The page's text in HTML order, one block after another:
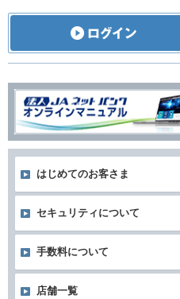
はじめてのお客さま
セキュリティについて
手数料について
店舗一覧